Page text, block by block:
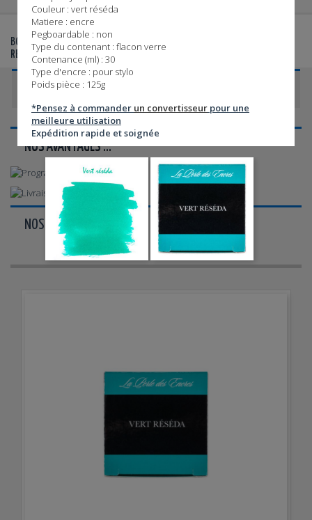
BOUTIQUE AGRÉÉE WATERMAN
RECHARGES, ÉTUIS ET PARURES
CATÉGORIES
NOS AVANTAGES ...
NOS PAIEMENTS ...
Couleur : vert réséda
Matiere : encre
Pegboardable : non
Type du contenant : flacon verre
Contenance (ml) : 30
Type d'encre : pour stylo
Poids pièce : 125g
*Pensez à commander un convertisseur pour une
meilleure utilisation
Expédition rapide et soignée